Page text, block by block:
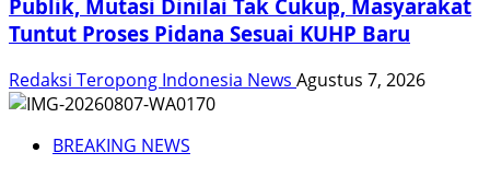
Publik, Mutasi Dinilai Tak Cukup, Masyarakat
Tuntut Proses Pidana Sesuai KUHP Baru
Redaksi Teropong Indonesia News Agustus 7, 2026
BREAKING NEWS